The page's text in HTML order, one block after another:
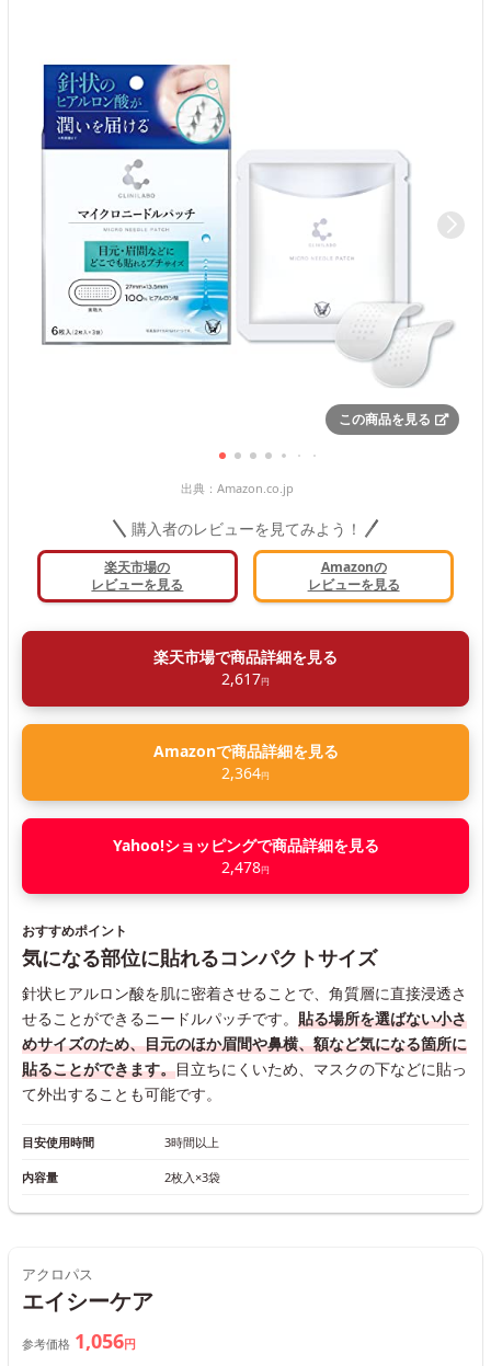
この商品を見る
出典： Amazon.co.jp
購入者のレビューを見てみよう！
楽天市場の
レビューを見る
Amazonの
レビューを見る
楽天市場で商品詳細を見る
2,617円
Amazonで商品詳細を見る
2,364円
Yahoo!ショッピングで商品詳細を見る
2,478円
おすすめポイント
気になる部位に貼れるコンパクトサイズ
針状ヒアルロン酸を肌に密着させることで、角質層に直接浸透さ
せることができるニードルパッチです。 貼る場所を選ばない小さ
めサイズのため、目元のほか眉間や鼻横、額など気になる箇所に
貼ることができます。目立ちにくいため、マスクの下などに貼っ
て外出することも可能です。
目安使用時間 3時間以上
内容量 2枚入×3袋
アクロパス
エイシーケア
参考価格 1,056円